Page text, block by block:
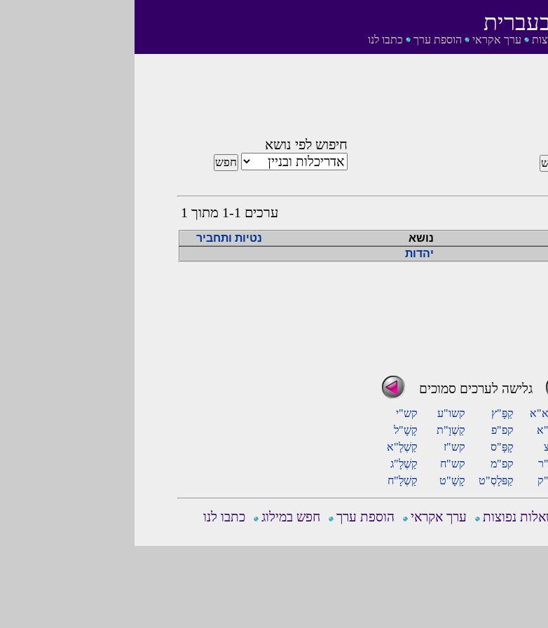
ערך אקראי הוספת ערך כתבו לנו
חיפוש לפי נושא
ערכים 1-1 מתוך 1
נושא
נטיות ותחביר
יהדות
גלישה לערכים סמוכים
קַפָּ"ץ קשו"ע
קש"י
קפ"פ קַשְׁוָ"ת
קָשָׁ"ל
קָפָּ"ס קש"ז
קַשְׁלָ"א
קפ"מ קש"ח
קַשְׁלָ"ג
קַפּלָסְ"ט קָשָׁ"ט קַשְׁלָ"ח
נפוצות ערך אקראי הוספת ערך חפש במילוג כתבו לנו